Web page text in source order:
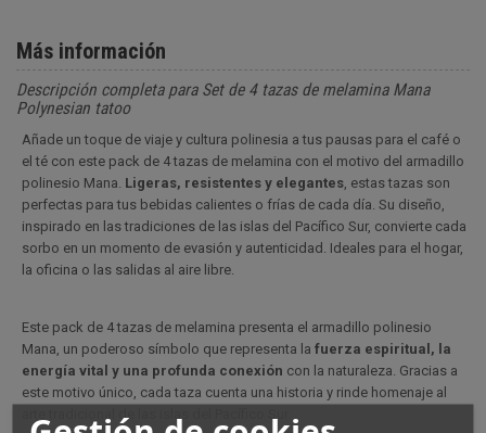
Más información
Descripción completa para Set de 4 tazas de melamina Mana
Polynesian tatoo
Añade un toque de viaje y cultura polinesia a tus pausas para el café o
el té con este pack de 4 tazas de melamina con el motivo del armadillo
polinesio Mana. Ligeras, resistentes y elegantes , estas tazas son
perfectas para tus bebidas calientes o frías de cada día. Su diseño,
inspirado en las tradiciones de las islas del Pacífico Sur, convierte cada
sorbo en un momento de evasión y autenticidad. Ideales para el hogar,
la oficina o las salidas al aire libre.
Este pack de 4 tazas de melamina presenta el armadillo polinesio
Mana, un poderoso símbolo que representa la fuerza espiritual, la
energía vital y una profunda conexión con la naturaleza. Gracias a
este motivo único, cada taza cuenta una historia y rinde homenaje al